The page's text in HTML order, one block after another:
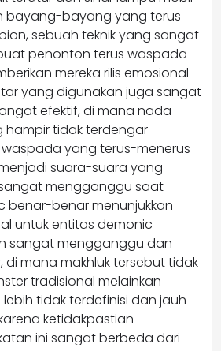
bayang-bayang yang terus
sebuah teknik yang sangat
penonton terus waspada
mereka rilis emosional
yang digunakan juga sangat
efektif, di mana nada-
tidak terdengar
yang terus-menerus
suara-suara yang
mengganggu saat
benar-benar menunjukkan
untuk entitas demonic
sangat mengganggu dan
mana makhluk tersebut tidak
tradisional melainkan
tidak terdefinisi dan jauh
ketidakpastian
ini sangat berbeda dari